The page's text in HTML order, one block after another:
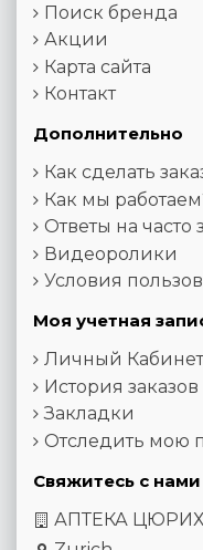
Поиск бренда
Акции
Карта сайта
Контакт
Дополнительно
Как сделать
Как мы
Ответы на
Видеоролики
Условия
Моя учетная
Личный Кабинет
История заказов
Закладки
Отследить мою
Свяжитесь с нами
АПТЕКА ЦЮРИХ